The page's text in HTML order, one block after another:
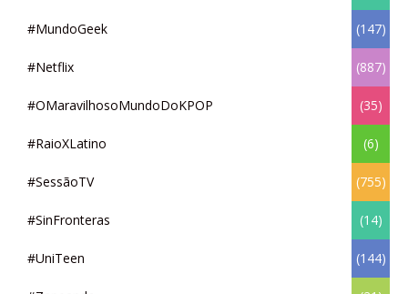
#MundoGeek (147)
#Netflix (887)
#OMaravilhosoMundoDoKPOP (35)
#RaioXLatino (6)
#SessãoTV (755)
#SinFronteras (14)
#UniTeen (144)